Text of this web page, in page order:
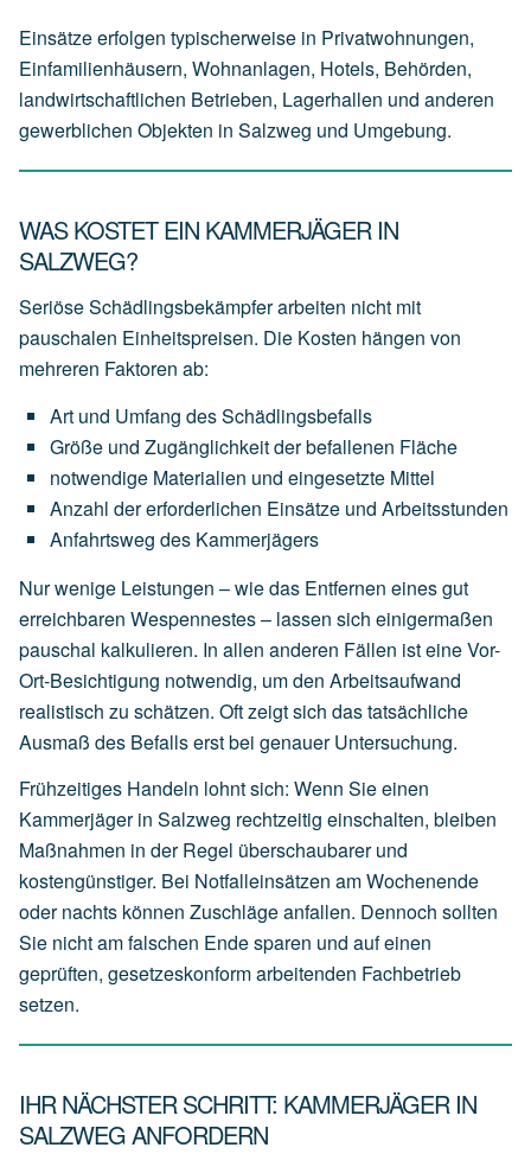
Einsätze erfolgen typischerweise in Privatwohnungen,
Einfamilienhäusern, Wohnanlagen, Hotels, Behörden,
landwirtschaftlichen Betrieben, Lagerhallen und anderen
gewerblichen Objekten in Salzweg und Umgebung.
WAS KOSTET EIN KAMMERJÄGER IN
SALZWEG?
Seriöse Schädlingsbekämpfer arbeiten nicht mit
pauschalen Einheitspreisen. Die Kosten hängen von
mehreren Faktoren ab:
Art und Umfang desSchädlingsbefalls
Größe und Zugänglichkeitderbefallenen Fläche
notwendige Materialien und eingesetzte Mittel
Anzahl dererforderlichen Einsätze und Arbeitsstunden
Anfahrtsweg des Kammerjägers
Nur wenige Leistungen – wie das Entfernen eines gut
erreichbaren Wespennestes – lassen sich einigermaßen
pauschal kalkulieren. In allen anderen Fällen ist eine Vor-
Ort-Besichtigung notwendig, um den Arbeitsaufwand
realistisch zu schätzen. Oft zeigt sich das tatsächliche
Ausmaß des Befalls erst bei genauer Untersuchung.
Frühzeitiges Handeln lohnt sich: Wenn Sie einen
Kammerjäger in Salzweg rechtzeitig einschalten, bleiben
Maßnahmen in der Regel überschaubarer und
kostengünstiger. Bei Notfalleinsätzen am Wochenende
oder nachts können Zuschläge anfallen. Dennoch sollten
Sie nicht am falschen Ende sparen und auf einen
geprüften, gesetzeskonform arbeitenden Fachbetrieb
setzen.
IHR NÄCHSTER SCHRITT: KAMMERJÄGER IN
SALZWEG ANFORDERN